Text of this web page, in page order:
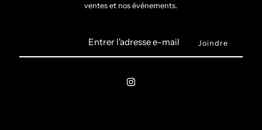
ventes et nos événements.
e-